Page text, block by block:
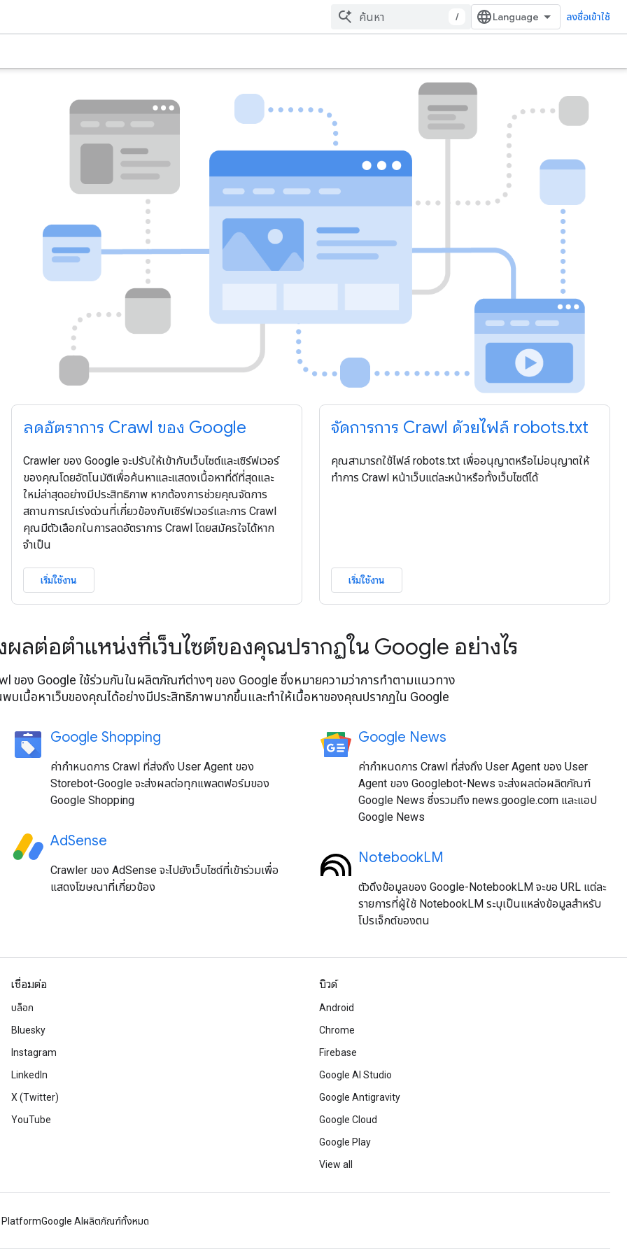
/ ลงชื่อเข้าใช้
ลดอัตราการ Crawl ของ Google
Crawler ของ Google จะปรับให้เข้ากับเว็บไซต์และเซิร์ฟเวอร์
ของคุณโดยอัตโนมัติเพื่อค้นหาและแสดงเนื้อหาที่ดีที่สุดและ
ใหม่ล่าสุดอย่างมีประสิทธิภาพ หากต้องการช่วยคุณจัดการ
สถานการณ์เร่งด่วนที่เกี่ยวข้องกับเซิร์ฟเวอร์และการ Crawl
คุณมีตัวเลือกในการลดอัตราการ Crawl โดยสมัครใจได้หาก
จำเป็น
เริ่มใช้งาน
จัดการการ Crawl ด้วยไฟล์ robots.txt
คุณสามารถใช้ไฟล์ robots.txt เพื่ออนุญาตหรือไม่อนุญาตให้
ทำการ Crawl หน้าเว็บแต่ละหน้าหรือทั้งเว็บไซต์ได้
เริ่มใช้งาน
ผลต่อตำแหน่งที่เว็บไซต์ของคุณปรากฏใน Google อย่างไร
ของ Google ใช้ร่วมกันในผลิตภัณฑ์ต่างๆ ของ Google ซึ่งหมายความว่าการทำตามแนวทาง
พบเนื้อหาเว็บของคุณได้อย่างมีประสิทธิภาพมากขึ้นและทำให้เนื้อหาของคุณปรากฏใน Google
Google Shopping
ค่ากำหนดการ Crawl ที่ส่งถึง User Agent ของ
Storebot-Google จะส่งผลต่อทุกแพลตฟอร์มของ
Google Shopping
AdSense
Crawler ของ AdSense จะไปยังเว็บไซต์ที่เข้าร่วมเพื่อ
แสดงโฆษณาที่เกี่ยวข้อง
Google News
ค่ากำหนดการ Crawl ที่ส่งถึง User Agent ของ User
Agent ของ Googlebot-News จะส่งผลต่อผลิตภัณฑ์
Google News ซึ่งรวมถึง news.google.com และแอป
Google News
NotebookLM
ตัวดึงข้อมูลของ Google-NotebookLM จะขอ URL แต่ละ
รายการที่ผู้ใช้ NotebookLM ระบุเป็นแหล่งข้อมูลสำหรับ
โปรเจ็กต์ของตน
เชื่อมต่อ
บล็อก
Bluesky
Instagram
LinkedIn
X (Twitter)
YouTube
บิวด์
Android
Chrome
Firebase
Google AI Studio
Google Antigravity
Google Cloud
Google Play
View all
PlatformGoogle AIผลิตภัณฑ์ทั้งหมด